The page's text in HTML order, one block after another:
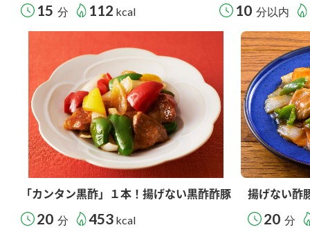
15 分 112 kcal 10 分以内
「カンタン黒酢」１本！揚げない黒酢酢豚
20 分 453 kcal
揚げない酢
20 分